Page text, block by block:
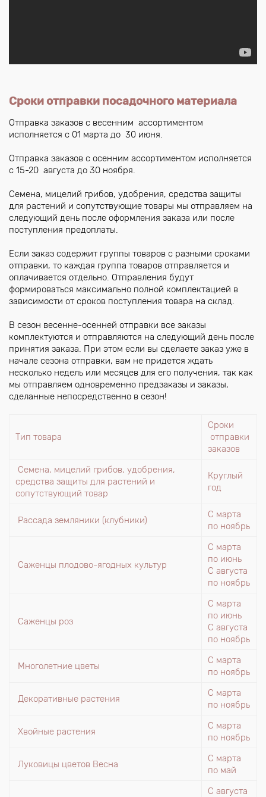
Сроки отправки посадочного материала
Отправка заказов с весенним ассортиментом
исполняется с 01 марта до 30 июня.
Отправка заказов с осенним ассортиментом исполняется
с 15-20 августа до 30 ноября.
Семена, мицелий грибов, удобрения, средства защиты
для растений и сопутствующие товары мы отправляем на
следующий день после оформления заказа или после
поступления предоплаты.
Если заказ содержит группы товаров с разными сроками
отправки, то каждая группа товаров отправляется и
оплачивается отдельно. Отправления будут
формироваться максимально полной комплектацией в
зависимости от сроков поступления товара на склад.
В сезон весенне-осенней отправки все заказы
комплектуются и отправляются на следующий день после
принятия заказа. При этом если вы сделаете заказ уже в
начале сезона отправки, вам не придется ждать
несколько недель или месяцев для его получения, так как
мы отправляем одновременно предзаказы и заказы,
сделанные непосредственно в сезон!
Тип товара
Сроки
отправки
заказов
Семена, мицелий грибов, удобрения,
средства защиты для растений и
сопутствующий товар
Круглый
год
Рассада земляники (клубники)
С марта
по ноябрь
Саженцы плодово-ягодных культур
С марта
по июнь
С августа
по ноябрь
Саженцы роз
С марта
по июнь
С августа
по ноябрь
Многолетние цветы
С марта
по ноябрь
Декоративные растения
С марта
по ноябрь
Хвойные растения
С марта
по ноябрь
Луковицы цветов Весна
С марта
по май
С августа